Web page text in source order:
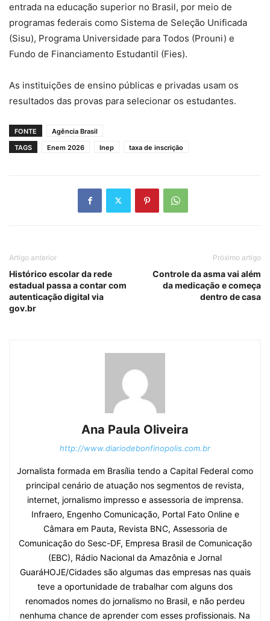
entrada na educação superior no Brasil, por meio de
programas federais como Sistema de Seleção Unificada
(Sisu), Programa Universidade para Todos (Prouni) e
Fundo de Financiamento Estudantil (Fies).
As instituições de ensino públicas e privadas usam os
resultados das provas para selecionar os estudantes.
FONTE
Agência Brasil
TAGS
Enem 2026 Inep taxa de inscrição
Artigo anterior
Histórico escolar da rede
estadual passa a contar com
autenticação digital via
gov.br
Próximo artigo
Controle da asma vai além
da medicação e começa
dentro de casa
Ana Paula Oliveira
http://www.diariodebonfinopolis.com.br
Jornalista formada em Brasília tendo a Capital Federal como
principal cenário de atuação nos segmentos de revista,
internet, jornalismo impresso e assessoria de imprensa.
Infraero, Engenho Comunicação, Portal Fato Online e
Câmara em Pauta, Revista BNC, Assessoria de
Comunicação do Sesc-DF, Empresa Brasil de Comunicação
(EBC), Rádio Nacional da Amazônia e Jornal
GuaráHOJE/Cidades são algumas das empresas nas quais
teve a oportunidade de trabalhar com alguns dos
renomados nomes do jornalismo no Brasil, e não perdeu
nenhuma chance de aprender com esses profissionais. Na